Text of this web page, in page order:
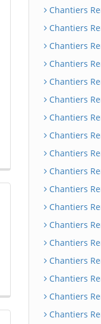
Chantiers
Chantiers
Chantiers
Chantiers
Chantiers
Chantiers
Chantiers
Chantiers
Chantiers
Chantiers
Chantiers
Chantiers
Chantiers
Chantiers
Chantiers
Chantiers
Chantiers
Chantiers